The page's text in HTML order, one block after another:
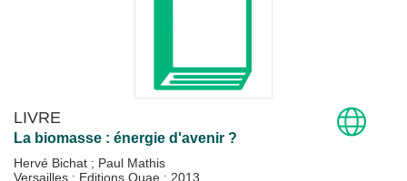
LIVRE
La biomasse : énergie d'avenir ?
Hervé Bichat ; Paul Mathis
Versailles : Editions Quae ; 2013